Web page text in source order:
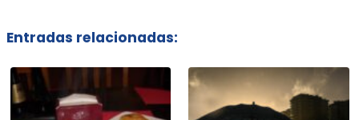
Entradas relacionadas: